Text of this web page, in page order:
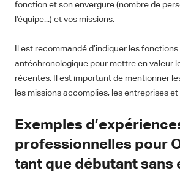
fonction et son envergure (nombre de
l'équipe...) et vos missions.
Il est recommandé d’indiquer les
antéchronologique pour mettre en valeur
récentes. Il est important de mentionner
les missions accomplies, les entreprises
Exemples
professionnelles pour
tant que débutant sans